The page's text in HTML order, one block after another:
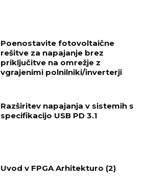
Poenostavite fotovoltaične
rešitve za napajanje brez
priključitve na omrežje z
vgrajenimi polnilniki/inverterji
Razširitev napajanja v sistemih s
specifikacijo USB PD 3.1
Uvod v FPGA Arhitekturo (2)